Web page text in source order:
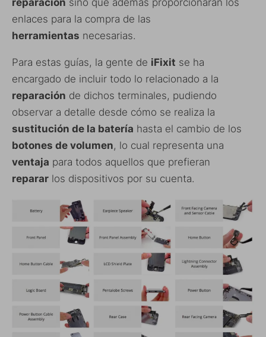
enlaces para la compra de las
herramientas necesarias.
Para estas guías, la gente de iFixit se ha
encargado de incluir todo lo relacionado a la
reparación de dichos terminales, pudiendo
observar a detalle desde cómo se realiza la
sustitución de la batería hasta el cambio de los
botones de volumen, lo cual representa una
ventaja para todos aquellos que prefieran
reparar los dispositivos por su cuenta.